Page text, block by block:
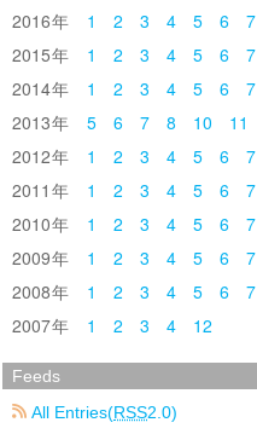
2016
1 2 3 4 5 6 7
2015
1 2 3 4 5 6 7
2014
1 2 3 4 5 6 7
2013
5 6 7 8 10 11
2012
1 2 3 4 5 6 7
2011
1 2 3 4 5 6 7
2010
1 2 3 4 5 6 7
2009
1 2 3 4 5 6 7
2008
1 2 3 4 5 6 7
2007
1 2 3 4 12
Feeds
All Entries(RSS2.0)